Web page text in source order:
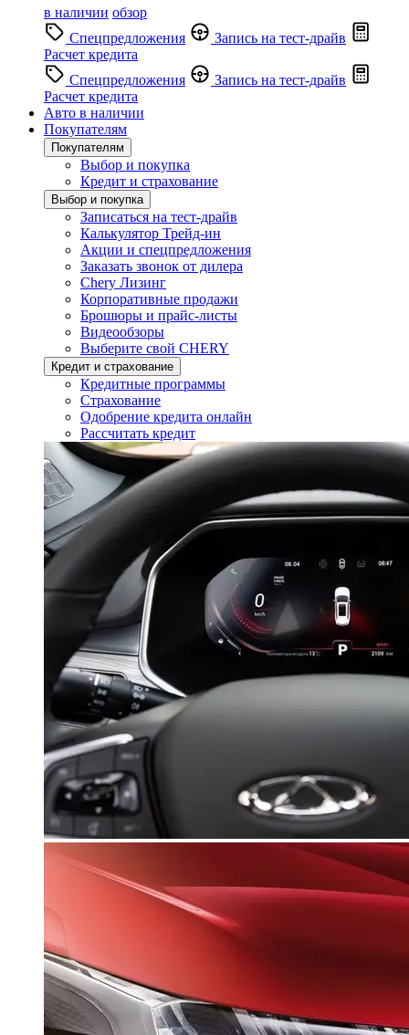
в наличии обзор
Спецпредложения
Запись на тест-драйв
Расчет кредита
Спецпредложения
Запись на тест-драйв
Расчет кредита
Авто в наличии
Покупателям
Покупателям
Выбор и покупка
Кредит и страхование
Выбор и покупка
Записаться на тест-драйв
Калькулятор Трейд-ин
Акции и спецпредложения
Заказать звонок от дилера
Chery Лизинг
Корпоративные продажи
Брошюры и прайс-листы
Видеообзоры
Выберите свой CHERY
Кредит и страхование
Кредитные программы
Страхование
Одобрение кредита онлайн
Рассчитать кредит